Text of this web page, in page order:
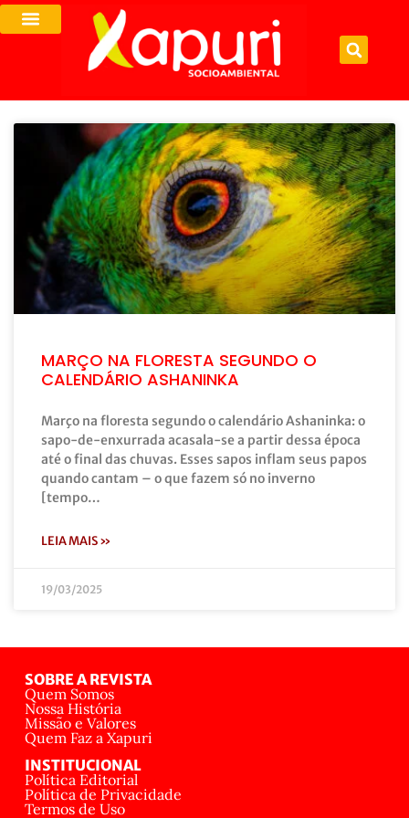
MARÇO NA FLORESTA SEGUNDO O
CALENDÁRIO ASHANINKA
Março na floresta segundo o calendário Ashaninka: o
sapo-de-enxurrada acasala-se a partir dessa época
até o final das chuvas. Esses sapos inflam seus papos
quando cantam – o que fazem só no inverno
[tempo…
LEIA MAIS »
19/03/2025
SOBRE A REVISTA
Quem Somos
Nossa História
Missão e Valores
Quem Faz a Xapuri
INSTITUCIONAL
Política Editorial
Política de Privacidade
Termos de Uso